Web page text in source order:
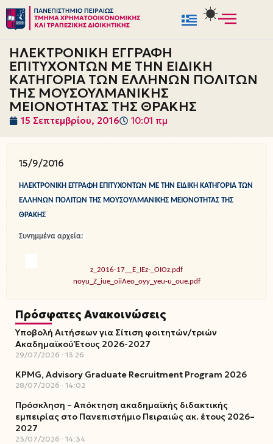
Μεταπηδήστε
στο
περιεχόμενο
ΗΛΕΚΤΡΟΝΙΚΗ ΕΓΓΡΑΦΗ
ΕΠΙΤΥΧΟΝΤΩΝ ΜΕ ΤΗΝ ΕΙΔΙΚΗ
ΚΑΤΗΓΟΡΙΑ ΤΩΝ ΕΛΛΗΝΩΝ ΠΟΛΙΤΩΝ
ΤΗΣ ΜΟΥΣΟΥΛΜΑΝΙΚΗΣ
ΜΕΙΟΝΟΤΗΤΑΣ ΤΗΣ ΘΡΑΚΗΣ
15 Σεπτεμβρίου, 2016 10:01 πμ
15/9/2016
ΗΛΕΚΤΡΟΝΙΚΗ ΕΓΓΡΑΦΗ ΕΠΙΤΥΧΟΝΤΩΝ ΜΕ ΤΗΝ ΕΙΔΙΚΗ ΚΑΤΗΓΟΡΙΑ ΤΩΝ
ΕΛΛΗΝΩΝ ΠΟΛΙΤΩΝ ΤΗΣ ΜΟΥΣΟΥΛΜΑΝΙΚΗΣ ΜΕΙΟΝΟΤΗΤΑΣ ΤΗΣ
ΘΡΑΚΗΣ
Συνημμένα αρχεία:
z_2016-17__E_IEz-_OIOz.pdf
noyu_Z_iue_oiiAeo_oyy_yeu-u_oue.pdf
Πρόσφατες Ανακοινώσεις
Υποβολή Αιτήσεων για Σίτιση φοιτητών/τριών
Ακαδημαϊκού Έτους 2026-2027
29/07/2026 13:26
KPMG, Advisory Graduate Recruitment Program 2026
28/07/2026 14:02
Πρόσκληση – Απόκτηση ακαδημαϊκής διδακτικής
εμπειρίας στο Πανεπιστήμιο Πειραιώς ακ. έτους 2026–
2027
23/07/2026 14:34